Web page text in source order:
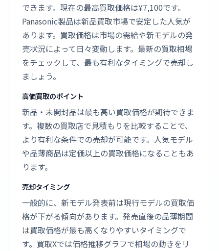
できます。現在の最高買取価格は¥7,100です。
Panasonic製品は新品買取市場で安定した人気が
あります。買取価格は市場の需給や新モデルの発
売状況によって日々変動します。最新の買取相場
をチェックして、最も有利なタイミングで売却し
ましょう。
高価買取のポイント
新品・未開封品は最も高い買取価格が期待できま
す。複数の買取店で見積もりを比較することで、
より有利な条件での売却が可能です。人気モデル
や品薄商品は定価以上の買取価格になることもあ
ります。
売却タイミング
一般的に、新モデル発表前は現行モデルの買取価
格が下がる傾向があります。発売直後の品薄期間
は買取価格が最も高くなりやすいタイミングで
す。買取Xでは価格推移グラフで相場の動きをリ